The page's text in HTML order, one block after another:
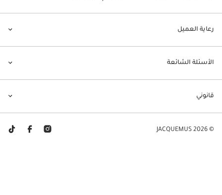
رعاية العميل
الأسئلة الشائعة
قانوني
© JACQUEMUS 2026